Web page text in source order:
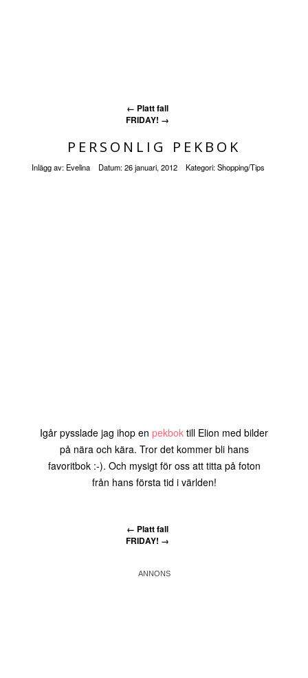
← Platt fall
FRIDAY! →
PERSONLIG PEKBOK
Inlägg av: Evelina Datum:26 januari, 2012 Kategori:Shopping/Tips
Igår pysslade jag ihop en pekbok till Elion med bilder
på nära och kära. Tror det kommer bli hans
favoritbok :-). Och mysigt för oss att titta på foton
från hans första tid i världen!
← Platt fall
FRIDAY! →